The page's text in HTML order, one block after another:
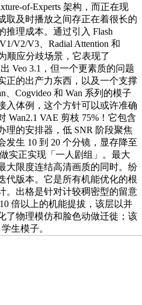
of-Experts 架构，而正在现
取及时播放之间存正在着很长的
推理成本。通过引入 Flash
V2/V3、Radial Attention 和
顺应分歧场景，它表现了
Veo 3.1，但一个更素质的问题
正的出产力东西，以及一个支撑
Cogvideo 和 Wan 系列的模子
入体例，这个方针可以或许准确
Wan2.1 VAE 剪枝 75%！它包含
理的安排器，低 SNR 阶段聚焦
发生 10 到 20 个分镜，显存降至
实正实现「一人剧组」。最大
大限度连结高清画质的同时。纷
代版本。它是所有机能优化的根
。出格是针对计较稠密型的留意
倍以上的机能提拔，该层以并
了物理模仿和脸色动做迁徙；该
生模子。